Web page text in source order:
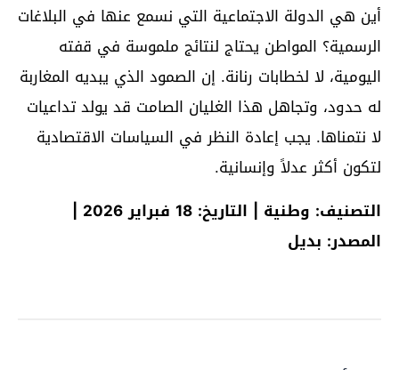
أين هي الدولة الاجتماعية التي نسمع عنها في البلاغات
الرسمية؟ المواطن يحتاج لنتائج ملموسة في قفته
اليومية، لا لخطابات رنانة. إن الصمود الذي يبديه المغاربة
له حدود، وتجاهل هذا الغليان الصامت قد يولد تداعيات
لا نتمناها. يجب إعادة النظر في السياسات الاقتصادية
لتكون أكثر عدلاً وإنسانية.
التصنيف: وطنية | التاريخ: 18 فبراير 2026 |
المصدر: بديل